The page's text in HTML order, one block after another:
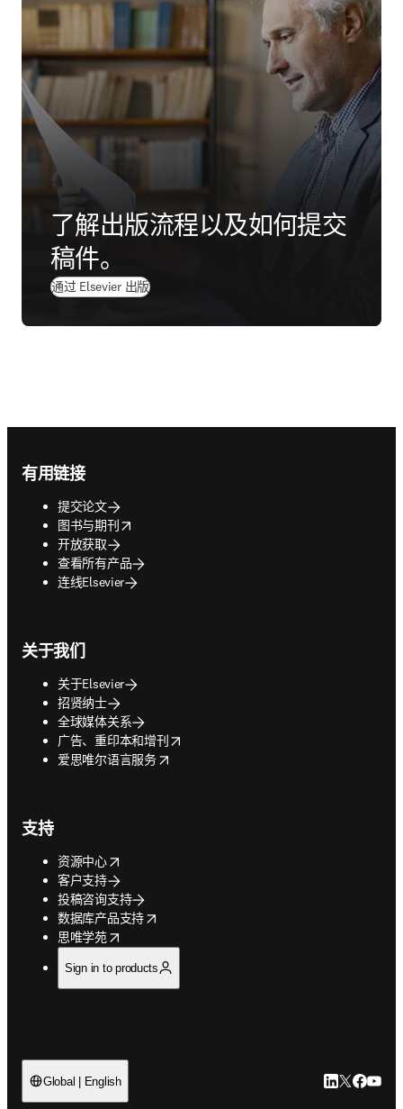
了解出版流程以及如何提交
稿件。
通过 Elsevier 出版
有用链接
提交论文
图书与期刊
opens in new tab/window
开放获取
查看所有产品
连线Elsevier
关于我们
关于Elsevier
招贤纳士
全球媒体关系
广告、重印本和增刊
opens in new tab/window
爱思唯尔语言服务
opens in new tab/window
支持
资源中心
opens in new tab/window
客户支持
投稿咨询支持
数据库产品支持
opens in new tab/window
思唯学苑
opens in new tab/window
Sign in to products
Global | English LinkedIn 在
Twitter 在